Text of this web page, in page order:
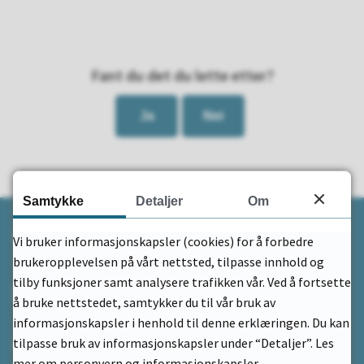
Fant du det du lette etter?
Ja Nei
Kontakt
Send e-post
33 05 95 00
Samtykke Detaljer Om
Vi bruker informasjonskapsler (cookies) for å forbedre
brukeropplevelsen på vårt nettsted, tilpasse innhold og
tilby funksjoner samt analysere trafikken vår. Ved å fortsette
å bruke nettstedet, samtykker du til vår bruk av
informasjonskapsler i henhold til denne erklæringen. Du kan
tilpasse bruk av informasjonskapsler under “Detaljer”. Les